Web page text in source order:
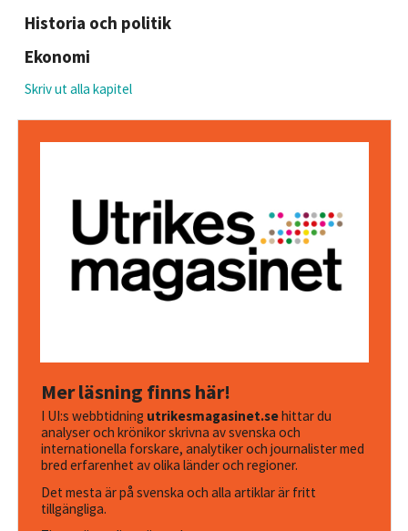
Historia och politik
Ekonomi
Skriv ut alla kapitel
Mer läsning finns här!
I UI:s webbtidning utrikesmagasinet.sehittar du
analyser och krönikor skrivna av svenska och
internationella forskare, analytiker och journalister med
bred erfarenhet av olika länder och regioner.
Det mesta är på svenska och alla artiklar är fritt
tillgängliga.